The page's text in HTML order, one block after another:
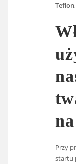
Teflon,
Przy
startu